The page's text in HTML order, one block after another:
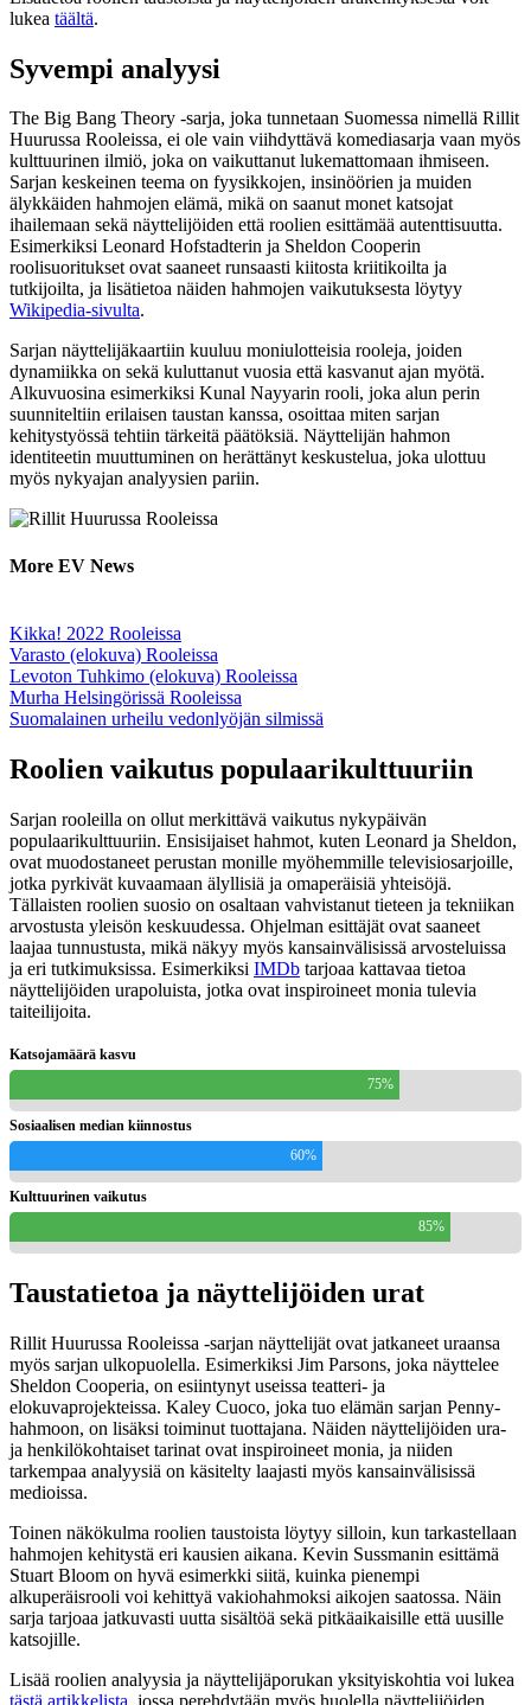
lukea täältä.
Syvempi analyysi
The Big Bang Theory -sarja, joka tunnetaan Suomessa nimellä Rillit
Huurussa Rooleissa, ei ole vain viihdyttävä komediasarja vaan myös
kulttuurinen ilmiö, joka on vaikuttanut lukemattomaan ihmiseen.
Sarjan keskeinen teema on fyysikkojen, insinöörien ja muiden
älykkäiden hahmojen elämä, mikä on saanut monet katsojat
ihailemaan sekä näyttelijöiden että roolien esittämää autenttisuutta.
Esimerkiksi Leonard Hofstadterin ja Sheldon Cooperin
roolisuoritukset ovat saaneet runsaasti kiitosta kriitikoilta ja
tutkijoilta, ja lisätietoa näiden hahmojen vaikutuksesta löytyy
Wikipedia-sivulta.
Sarjan näyttelijäkaartiin kuuluu moniulotteisia rooleja, joiden
dynamiikka on sekä kuluttanut vuosia että kasvanut ajan myötä.
Alkuvuosina esimerkiksi Kunal Nayyarin rooli, joka alun perin
suunniteltiin erilaisen taustan kanssa, osoittaa miten sarjan
kehitystyössä tehtiin tärkeitä päätöksiä. Näyttelijän hahmon
identiteetin muuttuminen on herättänyt keskustelua, joka ulottuu
myös nykyajan analyysien pariin.
More EV News
Kikka! 2022 Rooleissa
Varasto (elokuva) Rooleissa
Levoton Tuhkimo (elokuva) Rooleissa
Murha Helsingörissä Rooleissa
Suomalainen urheilu vedonlyöjän silmissä
Roolien vaikutus populaarikulttuuriin
Sarjan rooleilla on ollut merkittävä vaikutus nykypäivän
populaarikulttuuriin. Ensisijaiset hahmot, kuten Leonard ja Sheldon,
ovat muodostaneet perustan monille myöhemmille televisiosarjoille,
jotka pyrkivät kuvaamaan älyllisiä ja omaperäisiä yhteisöjä.
Tällaisten roolien suosio on osaltaan vahvistanut tieteen ja tekniikan
arvostusta yleisön keskuudessa. Ohjelman esittäjät ovat saaneet
laajaa tunnustusta, mikä näkyy myös kansainvälisissä arvosteluissa
ja eri tutkimuksissa. Esimerkiksi IMDb tarjoaa kattavaa tietoa
näyttelijöiden urapoluista, jotka ovat inspiroineet monia tulevia
taiteilijoita.
Katsojamäärä kasvu
75%
Sosiaalisen median kiinnostus
60%
Kulttuurinen vaikutus
85%
Taustatietoa ja näyttelijöiden urat
Rillit Huurussa Rooleissa -sarjan näyttelijät ovat jatkaneet uraansa
myös sarjan ulkopuolella. Esimerkiksi Jim Parsons, joka näyttelee
Sheldon Cooperia, on esiintynyt useissa teatteri- ja
elokuvaprojekteissa. Kaley Cuoco, joka tuo elämän sarjan Penny-
hahmoon, on lisäksi toiminut tuottajana. Näiden näyttelijöiden ura-
ja henkilökohtaiset tarinat ovat inspiroineet monia, ja niiden
tarkempaa analyysiä on käsitelty laajasti myös kansainvälisissä
medioissa.
Toinen näkökulma roolien taustoista löytyy silloin, kun tarkastellaan
hahmojen kehitystä eri kausien aikana. Kevin Sussmanin esittämä
Stuart Bloom on hyvä esimerkki siitä, kuinka pienempi
alkuperäisrooli voi kehittyä vakiohahmoksi aikojen saatossa. Näin
sarja tarjoaa jatkuvasti uutta sisältöä sekä pitkäaikaisille että uusille
katsojille.
Lisää roolien analyysia ja näyttelijäporukan yksityiskohtia voi lukea
tästä artikkelista , jossa perehdytään myös huolella näyttelijöiden